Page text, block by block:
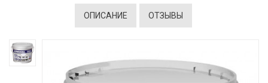
ОПИСАНИЕ ОТЗЫВЫ